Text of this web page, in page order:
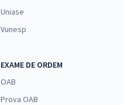
Uniase
Vunesp
EXAME DE ORDEM
OAB
Prova OAB